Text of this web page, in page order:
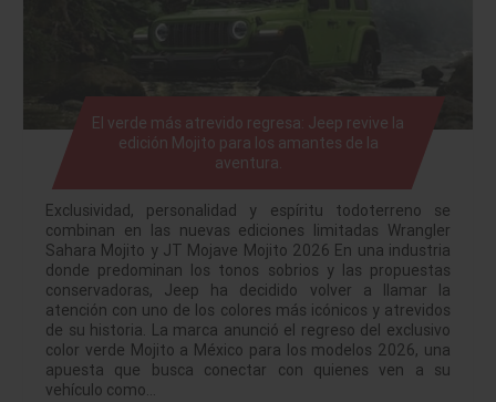
El verde más atrevido regresa: Jeep revive la
edición Mojito para los amantes de la
aventura.
Exclusividad, personalidad y espíritu todoterreno se
combinan en las nuevas ediciones limitadas Wrangler
Sahara Mojito y JT Mojave Mojito 2026 En una industria
donde predominan los tonos sobrios y las propuestas
conservadoras, Jeep ha decidido volver a llamar la
atención con uno de los colores más icónicos y atrevidos
de su historia. La marca anunció el regreso del exclusivo
color verde Mojito a México para los modelos 2026, una
apuesta que busca conectar con quienes ven a su
vehículo como…